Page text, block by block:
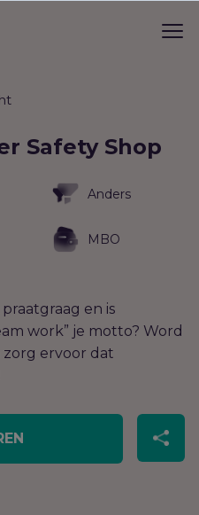
Safety Shop
Anders
MBO
en is
work” je motto? Word
ervoor dat